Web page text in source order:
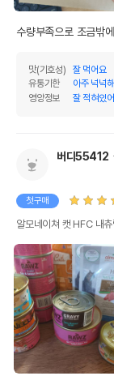
수량부족으로 조금밖
맛(기호성)
잘 먹어요
유통기한
아주 넉넉
영양정보
잘 적혀있
버디55412
첫구매
알모네이쳐 캣 HFC 내